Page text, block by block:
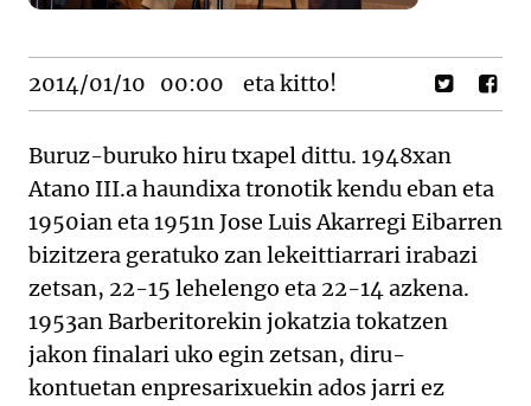
2014/01/10 00:00 eta kitto!
Buruz-buruko hiru txapel dittu. 1948xan
Atano III.a haundixa tronotik kendu eban eta
1950ian eta 1951n Jose Luis Akarregi Eibarren
bizitzera geratuko zan lekeittiarrari irabazi
zetsan, 22-15 lehelengo eta 22-14 azkena.
1953an Barberitorekin jokatzia tokatzen
jakon finalari uko egin zetsan, diru-
kontuetan enpresarixuekin ados jarri ez